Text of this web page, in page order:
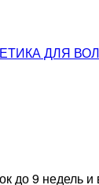
ДЛЯ
до 9